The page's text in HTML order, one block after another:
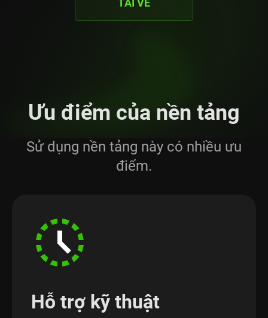
TẢI VỀ
Ưu điểm của nền tảng
Sử dụng nền tảng này có nhiều ưu
điểm.
Hỗ trợ kỹ thuật